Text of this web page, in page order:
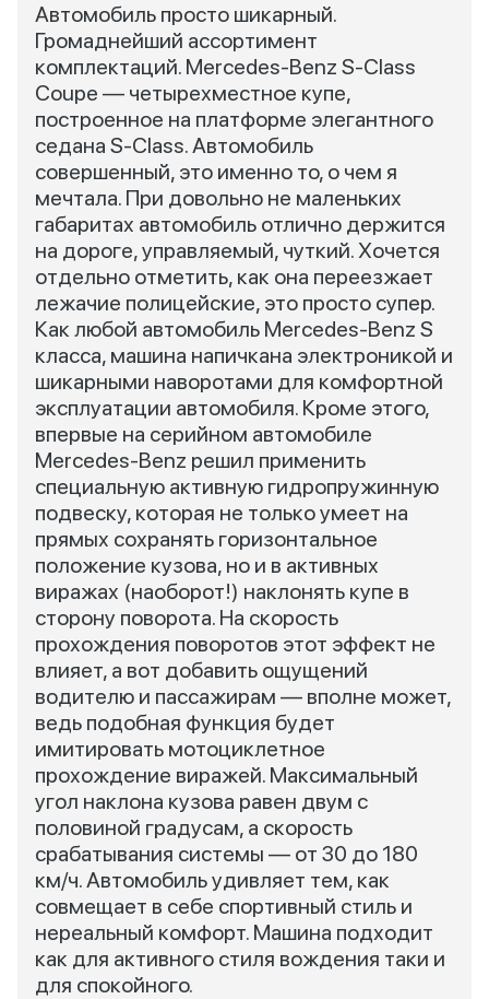
Автомобиль просто шикарный.
Громаднейший ассортимент
комплектаций. Mercedes-Benz S-Class
Coupe — четырехместное купе,
построенное на платформе элегантного
седана S-Class. Автомобиль
совершенный, это именно то, о чем я
мечтала. При довольно не маленьких
габаритах автомобиль отлично держится
на дороге, управляемый, чуткий. Хочется
отдельно отметить, как она переезжает
лежачие полицейские, это просто супер.
Как любой автомобиль Mercedes-Benz S
класса, машина напичкана электроникой и
шикарными наворотами для комфортной
эксплуатации автомобиля. Кроме этого,
впервые на серийном автомобиле
Mercedes-Benz решил применить
специальную активную гидропружинную
подвеску, которая не только умеет на
прямых сохранять горизонтальное
положение кузова, но и в активных
виражах (наоборот!) наклонять купе в
сторону поворота. На скорость
прохождения поворотов этот эффект не
влияет, а вот добавить ощущений
водителю и пассажирам — вполне может,
ведь подобная функция будет
имитировать мотоциклетное
прохождение виражей. Максимальный
угол наклона кузова равен двум с
половиной градусам, а скорость
срабатывания системы — от 30 до 180
км/ч. Автомобиль удивляет тем, как
совмещает в себе спортивный стиль и
нереальный комфорт. Машина подходит
как для активного стиля вождения таки и
для спокойного.